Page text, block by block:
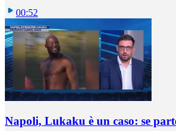
00:52
Napoli, Lukaku è un caso: se